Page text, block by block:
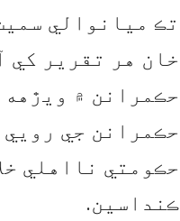
تڪ ميانوالي
خان هر تقرير کي
حڪمرانن ۾ ويڙهه
حڪمرانن جي
حڪومتي نااهلي
ڪنداسين.